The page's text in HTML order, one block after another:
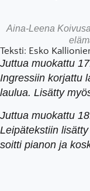
Aina-Leena
Teksti: Esko
Juttua muokattu
Ingressiin korjattu
laulua. Lisätty
Juttua muokattu
Leipätekstiin
soitti pianon ja